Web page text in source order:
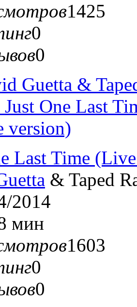
1425
0
0
Last Time
& Taped
2014
мин
1603
0
0